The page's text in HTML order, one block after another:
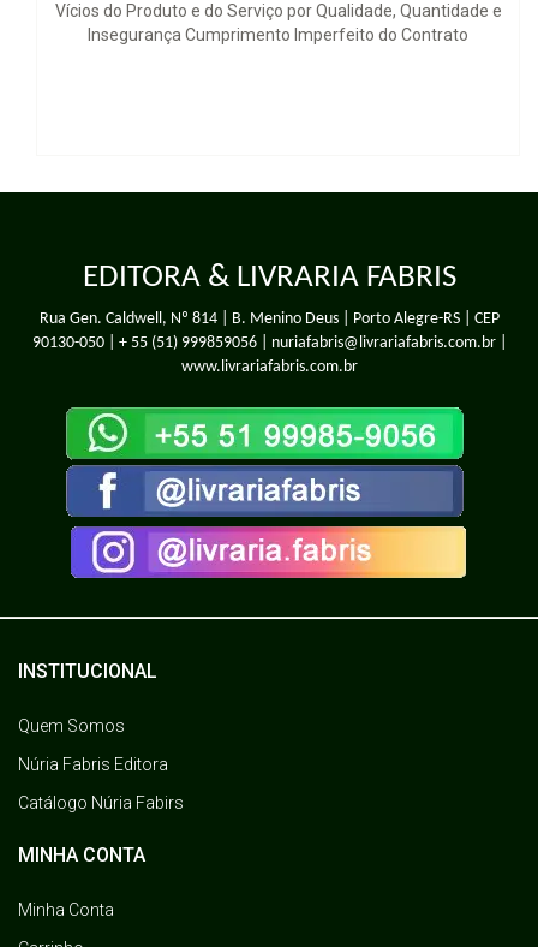
Quantidade e
do Contrato
O que é Voto
EDITORA & LIVRARIA FABRIS
Rua Gen. Caldwell, Nº 814 | B. Menino Deus | Porto Alegre-RS | CEP
90130-050 | + 55 (51) 999859056| nuriafabris@livrariafabris.com.br |
www.livrariafabris.com.br
INSTITUCIONAL
Quem Somos
Núria Fabris Editora
Catálogo Núria Fabirs
MINHA CONTA
Minha Conta